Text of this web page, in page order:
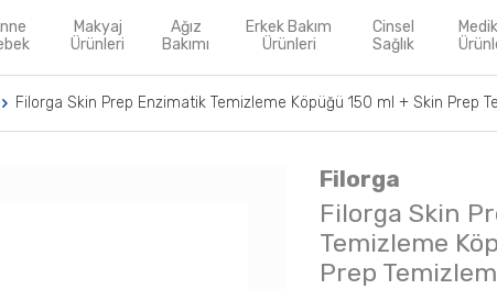
Makyaj
Ürünleri
Ağız
Bakımı
Erkek Bakım
Ürünleri
Cinsel
Sağlık
Filorga Skin Prep Enzimatik Temizleme Köpüğü 150 ml + Skin Prep
Filorga
Filorga Skin
Temizleme
Prep